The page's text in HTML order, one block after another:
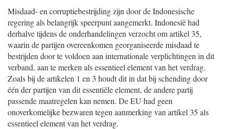
Misdaad- en corruptiebestrijding zijn door de Indonesische
regering als belangrijk speerpunt aangemerkt. Indonesië had
derhalve tijdens de onderhandelingen verzocht om artikel 35,
waarin de partijen overeenkomen georganiseerde misdaad te
bestrijden door te voldoen aan internationale verplichtingen in dit
verband, aan te merken als essentieel element van het verdrag.
Zoals bij de artikelen 1 en 3 houdt dit in dat bij schending door
één der partijen van dit essentiële element, de andere partij
passende maatregelen kan nemen. De EU had geen
onoverkomelijke bezwaren tegen aanmerking van artikel 35 als
essentieel element van het verdrag.